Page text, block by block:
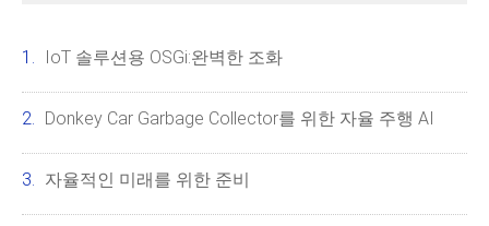
IoT 솔루션용 OSGi:완벽한 조화
Donkey Car Garbage Collector를 위한 자율 주행 AI
자율적인 미래를 위한 준비